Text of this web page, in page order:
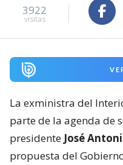
3922
visitas
La exministra del
parte de la agenda de
presidente José
propuesta del